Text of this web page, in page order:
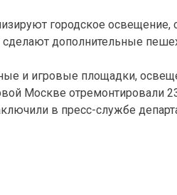
городское
дополнительные
и игровые площадки,
Москве отремонтировали
в пресс-службе